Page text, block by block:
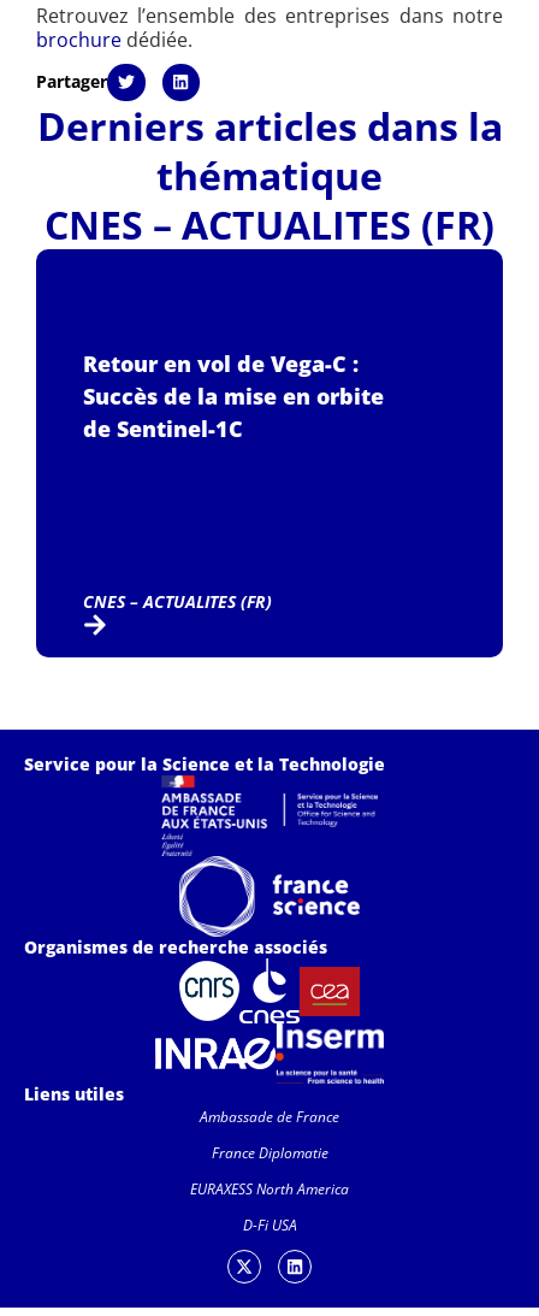
Retrouvez l’ensemble des entreprises dans notre
brochure dédiée.
Partager
Derniers articles dans la
thématique
CNES – ACTUALITES (FR)
Retour en vol de Vega-C :
Succès de la mise en orbite
de Sentinel-1C
CNES – ACTUALITES (FR)
Service pour la Science et la Technologie
Organismes de recherche associés
Liens utiles
Ambassade de France
France Diplomatie
EURAXESS North America
D-Fi USA